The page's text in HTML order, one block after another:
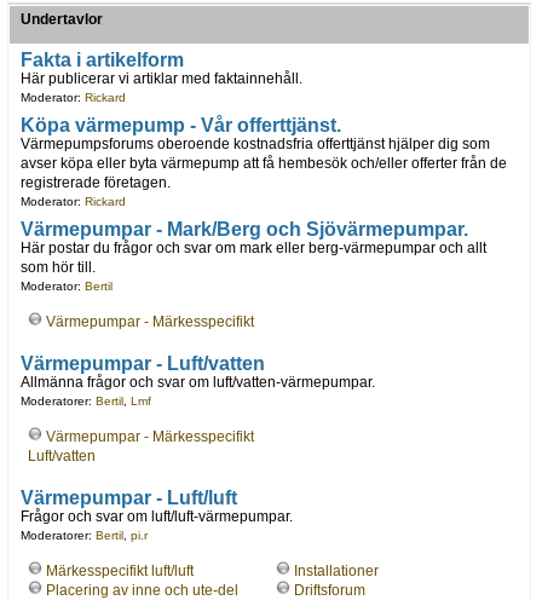
Undertavlor
Fakta i artikelform
Här publicerar vi artiklar med faktainnehåll.
Moderator: Rickard
Köpa värmepump - Vår offerttjänst.
Värmepumpsforums oberoende kostnadsfria offerttjänst hjälper dig som
avser köpa eller byta värmepump att få hembesök och/eller offerter från de
registrerade företagen.
Moderator: Rickard
Värmepumpar - Mark/Berg och Sjövärmepumpar.
Här postar du frågor och svar om mark eller berg-värmepumpar och allt
som hör till.
Moderator: Bertil
Värmepumpar - Märkesspecifikt
Värmepumpar - Luft/vatten
Allmänna frågor och svar om luft/vatten-värmepumpar.
Moderatorer: Bertil, Lmf
Värmepumpar - Märkesspecifikt
Luft/vatten
Värmepumpar - Luft/luft
Frågor och svar om luft/luft-värmepumpar.
Moderatorer: Bertil, pi.r
Märkesspecifikt luft/luft
Placering av inne och ute-del
Installationer
Driftsforum